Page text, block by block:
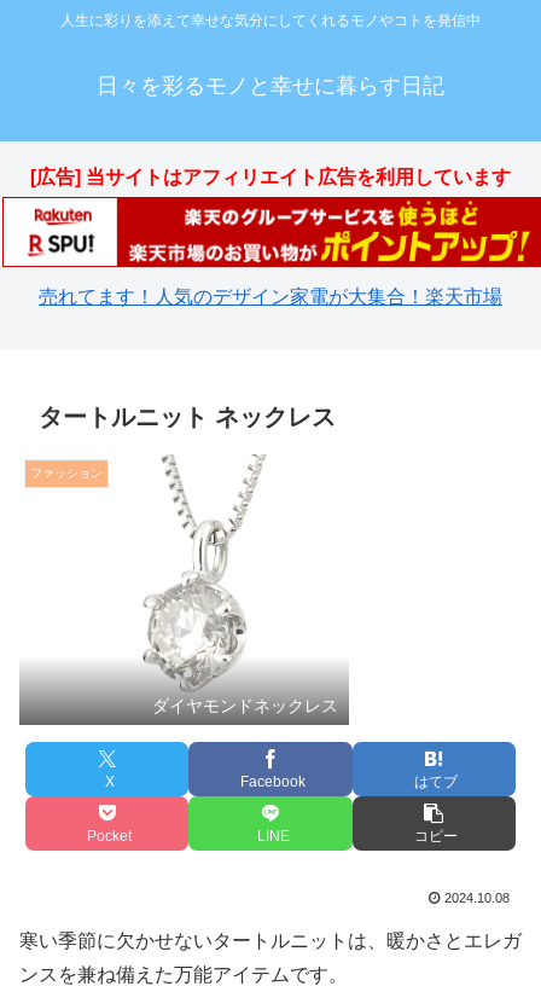
人生に彩りを添えて幸せな気分にしてくれるモノやコトを発信中
日々を彩るモノと幸せに暮らす日記
[広告] 当サイトはアフィリエイト広告を利用しています
売れてます！人気のデザイン家電が大集合！楽天市場
タートルニット ネックレス
ファッション
ダイヤモンドネックレス
X Facebook はてブ
Pocket LINE コピー
2024.10.08
寒い季節に欠かせないタートルニットは、暖かさとエレガ
ンスを兼ね備えた万能アイテムです。